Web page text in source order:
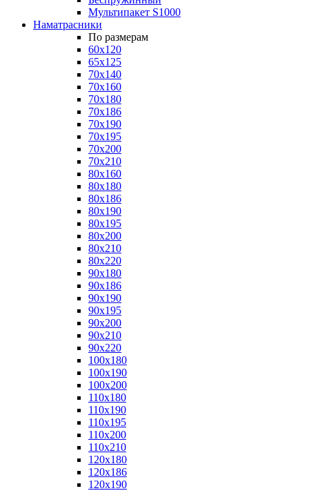
Мультипакет S1000
Наматрасники
По размерам
60x120
65x125
70x140
70x160
70x180
70x186
70x190
70x195
70x200
70x210
80x160
80x180
80x186
80x190
80x195
80x200
80x210
80x220
90x180
90x186
90x190
90x195
90x200
90x210
90x220
100x180
100x190
100x200
110x180
110x190
110x195
110x200
110x210
120x180
120x186
120x190